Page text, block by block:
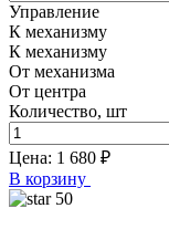
Управление
К механизму
К механизму
От механизма
От центра
Количество, шт
Цена: 1 680 ₽
В корзину
50